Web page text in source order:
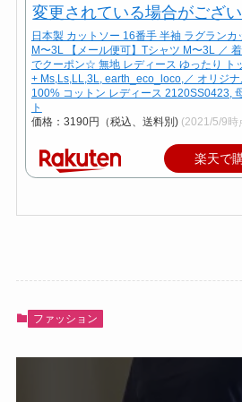
日本製 カットソー 16番手 半袖 ラグランカ
M〜3L 【メール便可】Tシャツ M〜3L ／
でクーポン☆ 無地 レディース ゆったり ト
+ Ms,Ls,LL,3L, earth_eco_loco,／ オリジナ
100% コットン レディース 2120SS0423,
ト
価格：3190円（税込、送料別) (2021/5/9時
楽天で
ファッション